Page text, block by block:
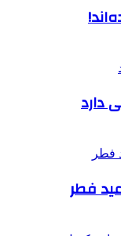
دارد
فطر